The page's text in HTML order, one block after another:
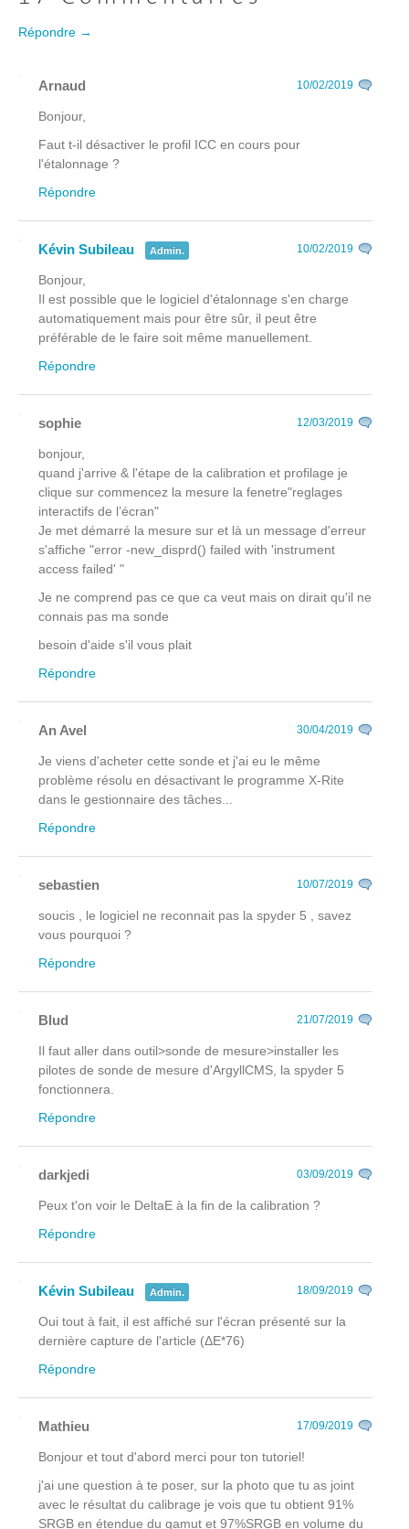
Répondre →
Arnaud 10/02/2019
Bonjour,
Faut t-il désactiver le profil ICC en cours pour
l'étalonnage ?
Répondre
Kévin Subileau Admin. 10/02/2019
Bonjour,
Il est possible que le logiciel d'étalonnage s'en charge
automatiquement mais pour être sûr, il peut être
préférable de le faire soit même manuellement.
Répondre
sophie 12/03/2019
bonjour,
quand j'arrive & l'étape de la calibration et profilage je
clique sur commencez la mesure la fenetre"reglages
interactifs de l’écran"
Je met démarré la mesure sur et là un message d'erreur
s'affiche "error -new_disprd() failed with 'instrument
access failed' "
Je ne comprend pas ce que ca veut mais on dirait qu'il ne
connais pas ma sonde
besoin d'aide s'il vous plait
Répondre
An Avel 30/04/2019
Je viens d'acheter cette sonde et j'ai eu le même
problème résolu en désactivant le programme X-Rite
dans le gestionnaire des tâches...
Répondre
sebastien 10/07/2019
soucis , le logiciel ne reconnait pas la spyder 5 , savez
vous pourquoi ?
Répondre
Blud 21/07/2019
Il faut aller dans outil>sonde de mesure>installer les
pilotes de sonde de mesure d'ArgyllCMS, la spyder 5
fonctionnera.
Répondre
darkjedi 03/09/2019
Peux t'on voir le DeltaE à la fin de la calibration ?
Répondre
Kévin Subileau Admin. 18/09/2019
Oui tout à fait, il est affiché sur l'écran présenté sur la
dernière capture de l'article (ΔE*76)
Répondre
Mathieu 17/09/2019
Bonjour et tout d'abord merci pour ton tutoriel!
j'ai une question à te poser, sur la photo que tu as joint
avec le résultat du calibrage je vois que tu obtient 91%
SRGB en étendue du gamut et 97%SRGB en volume du